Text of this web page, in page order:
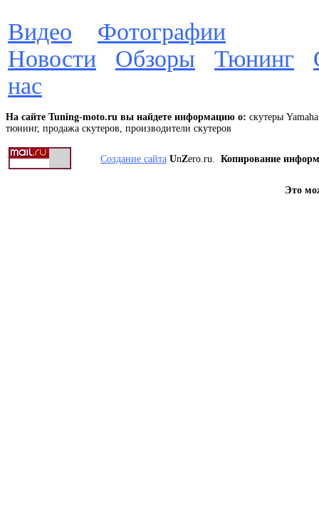
Видео
Фотографии
Новости
Обзоры Тюнинг
нас
На сайте Tuning-moto.ru вы найдете информацию о: скутеры
тюнинг, продажа скутеров, производители скутеров
Создание сайта UnZero.ru. Копирование
Это